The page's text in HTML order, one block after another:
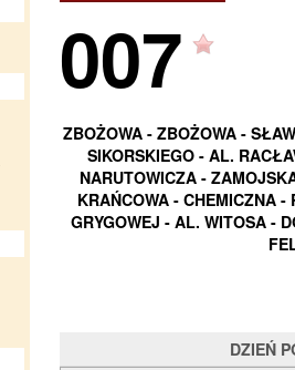
007
ZBOŻOWA - ZBOŻOWA -
SIKORSKIEGO - AL.
NARUTOWICZA -
KRAŃCOWA - CHEMICZNA -
GRYGOWEJ - AL. WITOSA -
DZIEŃ